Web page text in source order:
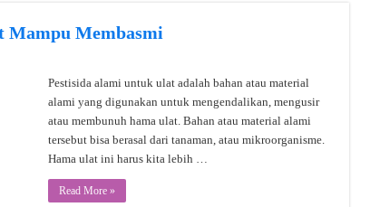
Mampu Membasmi
Pestisida alami untuk ulat adalah bahan atau material
alami yang digunakan untuk mengendalikan, mengusir
atau membunuh hama ulat. Bahan atau material alami
tersebut bisa berasal dari tanaman, atau mikroorganisme.
Hama ulat ini harus kita lebih …
Read More »